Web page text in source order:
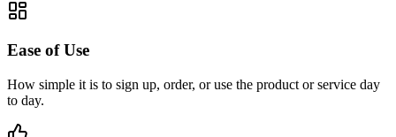
Ease of Use
How simple it is to sign up, order, or use the product or service day
to day.